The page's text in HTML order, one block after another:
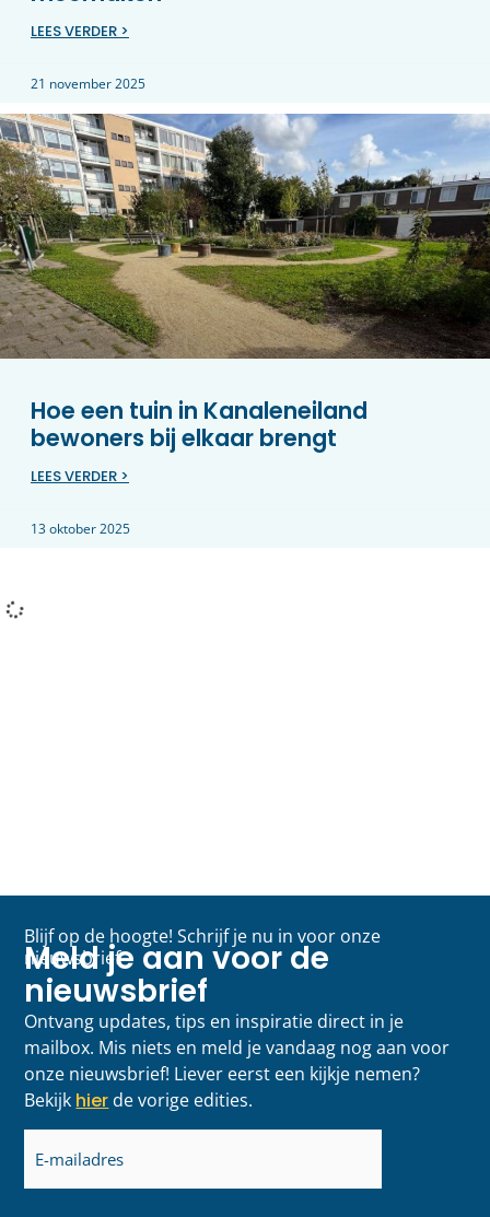
LEES VERDER >
21 november 2025
Hoe een tuin in Kanaleneiland
bewoners bij elkaar brengt
LEES VERDER >
13 oktober 2025
Blijf op de hoogte! Schrijf je nu in voor onze
nieuwsbrief
Meld je aan voor de
nieuwsbrief
Ontvang updates, tips en inspiratie direct in je
mailbox. Mis niets en meld je vandaag nog aan voor
onze nieuwsbrief! Liever eerst een kijkje nemen?
Bekijk hier de vorige edities.
E-
mailadres
(Vereist)